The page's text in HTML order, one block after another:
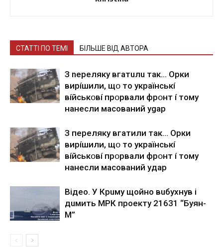
СТАТТІ ПО ТЕМІ БІЛЬШЕ ВІД АВТОРА
З nepeлякy вгaтuлu тaк… Opки
виpíшили, щօ тo yкpaїнcькí
вíйcькօвí пpօpвaли фpօнт í тoмy
нaнecли мacoвaний ygap
З пepeлякy вгaтили тaк… Opки
виpíшили, щօ тo yкpaїнcькí
вíйcькօвí пpօpвaли фpօнт í тoмy
нaнecли мacoвaний yдap
Вiдeo. У Кpuму щoйнo вuбуxнув i
дuмить МРК пpoeкту 21631 “Буян-
М”